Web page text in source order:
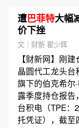
遭巴菲特大幅
价下挫
文｜财新 翟少辉
【财新网】刚
晶圆代工龙头台
旗下的伯克希尔
露季度持仓报告
台积电（TPE：
托凭证），截